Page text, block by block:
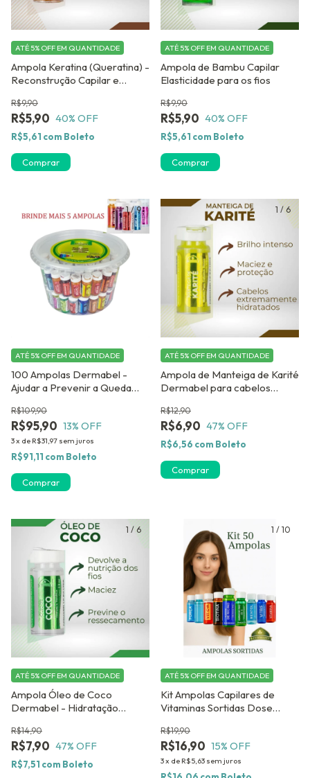
Ampola Keratina (Queratina) -
Reconstrução Capilar e
R$5,90
R$9,90
40% OFF
ATÉ 5% OFF EM QUANTIDADE
R$5,61 com Boleto
Comprar
Ampola de Bambu Capilar
Elasticidade para os fios
R$5,90
R$9,90
40% OFF
ATÉ 5% OFF EM QUANTIDADE
R$5,61 com Boleto
Comprar
1/9
100 Ampolas Dermabel -
Ajudar a Prevenir a Queda
DE BRINDE !
R$95,90
R$109,90
13% OFF
3x de R$31,97 sem juros
ATÉ 5% OFF EM QUANTIDADE
R$91,11 com Boleto
1 /6
Ampola de Manteiga de Karité
Dermabel para cabelos
R$6,90
R$12,90
47% OFF
ATÉ 5% OFF EM QUANTIDADE
R$6,56 com Boleto
Comprar
1 / 6
Ampola Óleo de Coco
Dermabel - Hidratação
Ressecamento-
R$7,90
R$14,90
47% OFF
ATÉ 5% OFF EM QUANTIDADE
R$7,51 com Boleto
1 / 10
Kit Ampolas Capilares de
Vitaminas Sortidas Dose
Combate a Queda
R$16,90
R$19,90
15% OFF
3x de R$5,63 sem juros
ATÉ 5% OFF EM QUANTIDADE